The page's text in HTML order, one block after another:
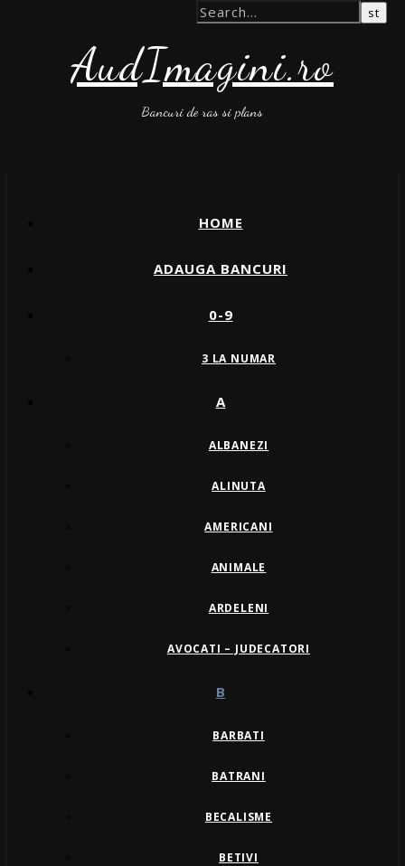
AudImagini.ro
Bancuri de ras si plans
HOME
ADAUGA BANCURI
0-9
3 LA NUMAR
A
ALBANEZI
ALINUTA
AMERICANI
ANIMALE
ARDELENI
AVOCATI – JUDECATORI
B
BARBATI
BATRANI
BECALISME
BETIVI